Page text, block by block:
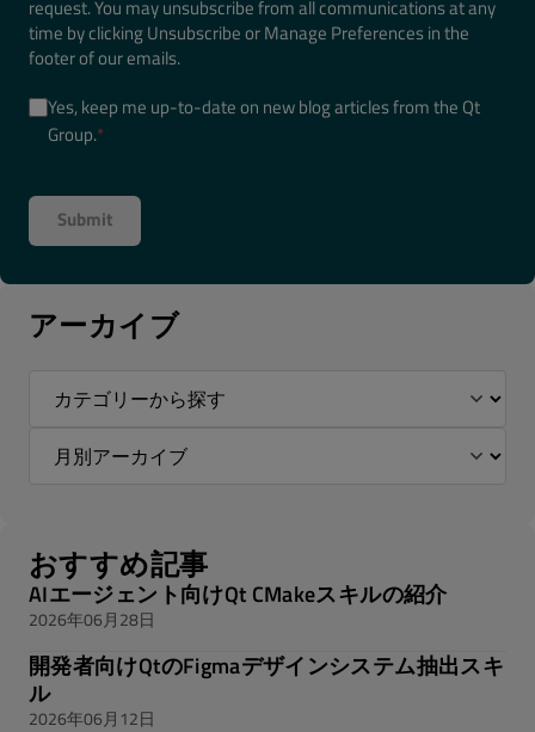
request. You may unsubscribe from all communications at any
time by clicking Unsubscribe or Manage Preferences in the
footer of our emails.
Yes, keep me up-to-date on new blog articles from the Qt
Group.*
アーカイブ
おすすめ記事
AIエージェント向けQt CMakeスキルの紹介
2026年06月28日
開発者向けQtのFigmaデザインシステム抽出スキ
ル
2026年06月12日